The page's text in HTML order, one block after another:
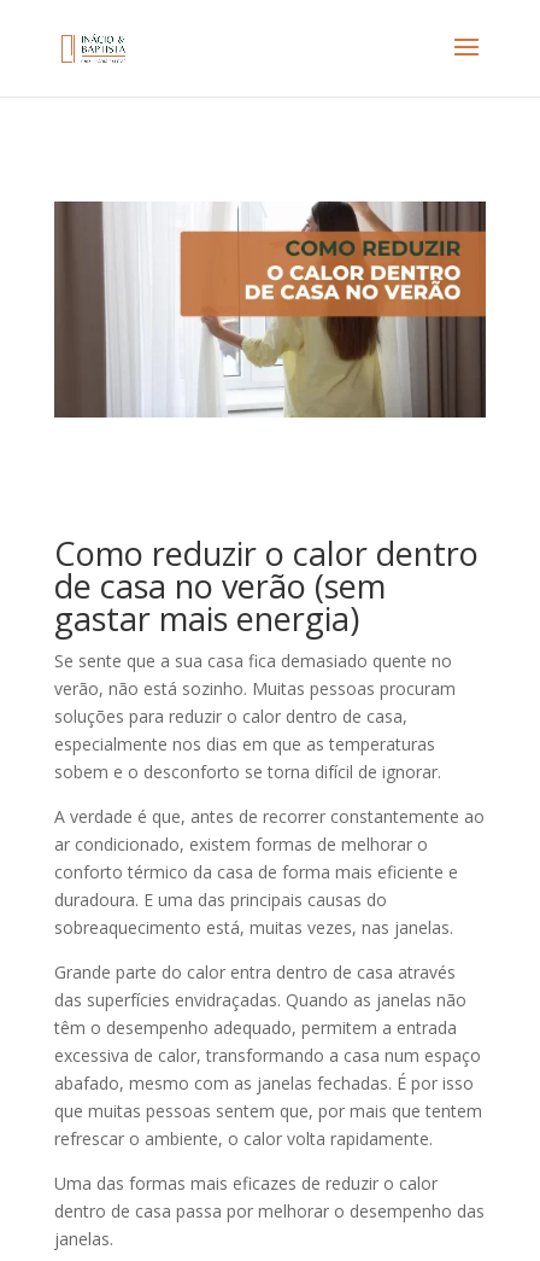
Como reduzir o calor dentro
de casa no verão (sem
gastar mais energia)
Se sente que a sua casa fica demasiado quente no
verão, não está sozinho. Muitas pessoas procuram
soluções para reduzir o calor dentro de casa,
especialmente nos dias em que as temperaturas
sobem e o desconforto se torna difícil de ignorar.
A verdade é que, antes de recorrer constantemente ao
ar condicionado, existem formas de melhorar o
conforto térmico da casa de forma mais eficiente e
duradoura. E uma das principais causas do
sobreaquecimento está, muitas vezes, nas janelas.
Grande parte do calor entra dentro de casa através
das superfícies envidraçadas. Quando as janelas não
têm o desempenho adequado, permitem a entrada
excessiva de calor, transformando a casa num espaço
abafado, mesmo com as janelas fechadas. É por isso
que muitas pessoas sentem que, por mais que tentem
refrescar o ambiente, o calor volta rapidamente.
Uma das formas mais eficazes de reduzir o calor
dentro de casa passa por melhorar o desempenho das
janelas.